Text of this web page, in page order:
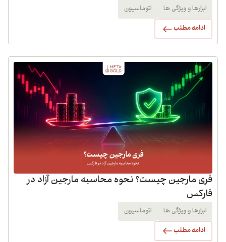
ابزارها و ویژگی ها اتوماسیون
ادامه مطلب
فری مارجین چیست؟ نحوه محاسبه مارجین آزاد در
فارکس
ابزارها و ویژگی ها اتوماسیون
ادامه مطلب